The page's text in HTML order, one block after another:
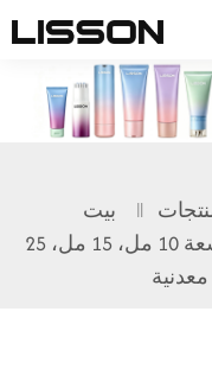
بيت
أنبوب كريم عين فارغ مخصص بسعة 10 مل، 15 مل، 25